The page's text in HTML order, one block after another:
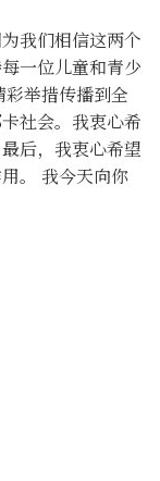
我们相信这两个
一位儿童和青少
举措传播到全
社会。我衷心希
后，我衷心希望
。 我今天向你